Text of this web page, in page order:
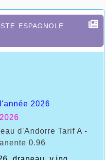
espagnole
2026
d'Andorre Tarif A -
0.96